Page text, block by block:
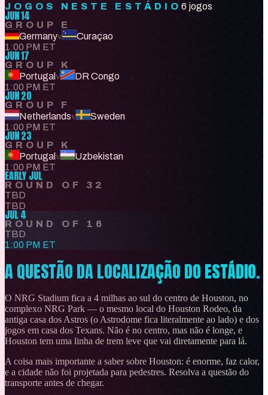
JOGOS NESTE ESTÁDIO6 jogos
JUN 14
GROUP E
Germanyv
Curaçao
1:00 PM ET
JUN 17
GROUP K
Portugalv
DR Congo
1:00 PM ET
JUN 20
GROUP F
Netherlandsv
Sweden
1:00 PM ET
JUN 23
GROUP K
Portugalv
Uzbekistan
1:00 PM ET
EARLY JUL
ROUND OF 32
TBD
TBD
JUL 4
ROUND OF 16
TBD
1:00 PM ET
A QUESTÃO DA LOCALIZAÇÃO DO ESTÁDIO.
O NRG Stadium fica a 4 milhas ao sul do centro de Houston, no
complexo NRG Park — o mesmo local do Houston Rodeo, da
antiga casa dos Astros (o Astrodome fica literalmente ao lado) e dos
jogos em casa dos Texans. Não é no centro, mas não é longe, e
Houston tem uma linha de trem leve que vai diretamente para lá.
A coisa mais importante a saber sobre Houston: é enorme, faz calor,
e a cidade não foi projetada para pedestres. Resolva a questão do
transporte antes de chegar.